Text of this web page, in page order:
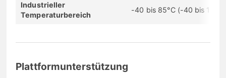
Industrieller
Temperaturbereich
-40 bis 85°C (-40 bis
Plattformunterstützung